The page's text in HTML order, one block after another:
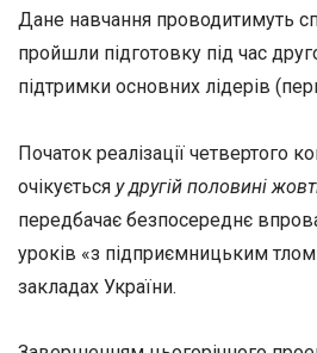
Дане навчання проводитимуть
пройшли підготовку під час
підтримки основних лідерів
Початок реалізації четвертого
очікується у другій половині
передбачає безпосереднє
уроків «з підприємницьким
закладах України.